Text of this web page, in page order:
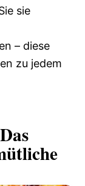
sie
– diese
zu jedem